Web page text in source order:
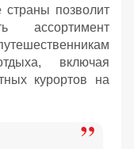
страны позволит
ассортимент
включая
курортов на